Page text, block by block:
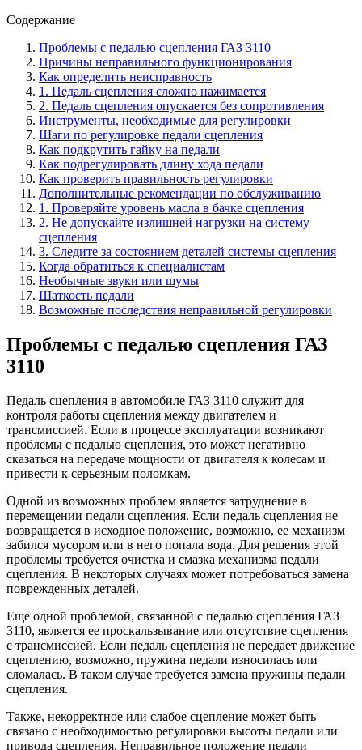
Содержание
Проблемы с педалью сцепления ГАЗ 3110
Причины неправильного функционирования
Как определить неисправность
1. Педаль сцепления сложно нажимается
2. Педаль сцепления опускается без сопротивления
Инструменты, необходимые для регулировки
Шаги по регулировке педали сцепления
Как подкрутить гайку на педали
Как подрегулировать длину хода педали
Как проверить правильность регулировки
Дополнительные рекомендации по обслуживанию
1. Проверяйте уровень масла в бачке сцепления
2. Не допускайте излишней нагрузки на систему
сцепления
3. Следите за состоянием деталей системы сцепления
Когда обратиться к специалистам
Необычные звуки или шумы
Шаткость педали
Возможные последствия неправильной регулировки
Проблемы с педалью сцепления ГАЗ
3110
Педаль сцепления в автомобиле ГАЗ 3110 служит для
контроля работы сцепления между двигателем и
трансмиссией. Если в процессе эксплуатации возникают
проблемы с педалью сцепления, это может негативно
сказаться на передаче мощности от двигателя к колесам и
привести к серьезным поломкам.
Одной из возможных проблем является затруднение в
перемещении педали сцепления. Если педаль сцепления не
возвращается в исходное положение, возможно, ее механизм
забился мусором или в него попала вода. Для решения этой
проблемы требуется очистка и смазка механизма педали
сцепления. В некоторых случаях может потребоваться замена
поврежденных деталей.
Еще одной проблемой, связанной с педалью сцепления ГАЗ
3110, является ее проскальзывание или отсутствие сцепления
с трансмиссией. Если педаль сцепления не передает движение
сцеплению, возможно, пружина педали износилась или
сломалась. В таком случае требуется замена пружины педали
сцепления.
Также, некорректное или слабое сцепление может быть
связано с необходимостью регулировки высоты педали или
привода сцепления. Неправильное положение педали